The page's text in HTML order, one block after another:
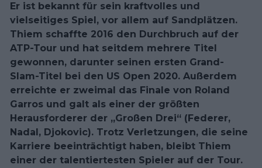
Er ist bekannt für sein kraftvolles und
vielseitiges Spiel, vor allem auf Sandplätzen.
Thiem schaffte 2016 den Durchbruch auf der
ATP-Tour und hat seitdem mehrere Titel
gewonnen, darunter seinen ersten Grand-
Slam-Titel bei den US Open 2020. Außerdem
erreichte er zweimal das Finale von Roland
Garros und galt als einer der größten
Herausforderer der „Großen Drei“ (Federer,
Nadal, Djokovic). Trotz Verletzungen, die seine
Karriere beeinträchtigt haben, bleibt Thiem
einer der talentiertesten Spieler auf der Tour.